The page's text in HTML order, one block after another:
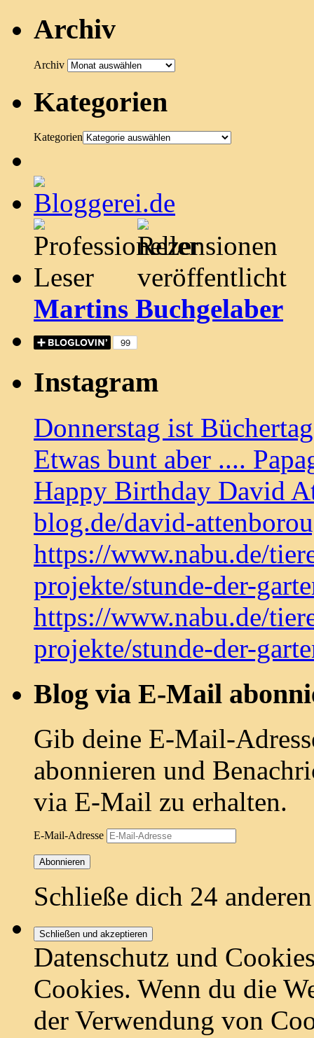
Archiv
Archiv
Kategorien
Kategorien
Martins Buchgelaber
Instagram
Donnerstag ist
Etwas bunt aber ....
Happy Birthday David
blog.de/david-
https://www.nabu.de/
projekte/stunde-der-
https://www.nabu.de/
projekte/stunde-der-
Blog via E-Mail
Gib deine E-Mail-
abonnieren und
via E-Mail zu erhalten.
E-Mail-Adresse
Abonnieren
Schließe dich 24
Datenschutz und
Cookies. Wenn du die
der Verwendung von